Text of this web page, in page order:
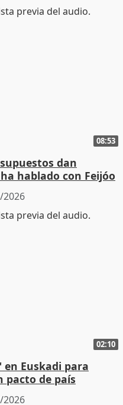
08:53
dan
hablado con Feijóo
2026
02:10
Euskadi para
de país
2026